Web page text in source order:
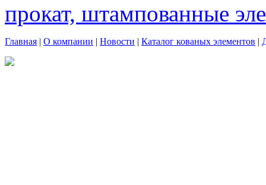
прокат, штампованные
Главная | О компании | Новости | Каталог кованых элементов |